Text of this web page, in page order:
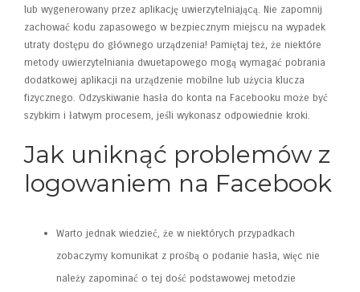
lub wygenerowany przez aplikację uwierzytelniającą. Nie zapomnij
zachować kodu zapasowego w bezpiecznym miejscu na wypadek
utraty dostępu do głównego urządzenia! Pamiętaj też, że niektóre
metody uwierzytelniania dwuetapowego mogą wymagać pobrania
dodatkowej aplikacji na urządzenie mobilne lub użycia klucza
fizycznego. Odzyskiwanie hasła do konta na Facebooku może być
szybkim i łatwym procesem, jeśli wykonasz odpowiednie kroki.
Jak uniknąć problemów z
logowaniem na Facebook
Warto jednak wiedzieć, że w niektórych przypadkach
zobaczymy komunikat z prośbą o podanie hasła, więc nie
należy zapominać o tej dość podstawowej metodzie